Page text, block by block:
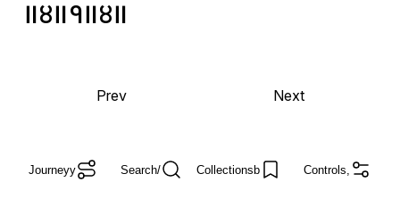
॥੪॥੧॥੪॥
Prev Next
Journeyy Search/ Collectionsb Controls